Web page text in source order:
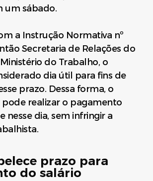
um sábado.
a Instrução Normativa nº
Secretaria de Relações do
do Trabalho, o
dia útil para fins de
prazo. Dessa forma, o
realizar o pagamento
nesse dia, sem infringir a
prazo para
do salário